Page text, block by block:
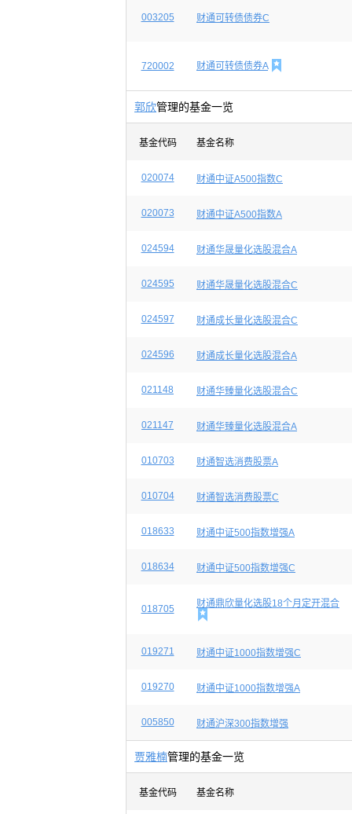
003205 财通可转债债券C
720002 财通可转债债券A 
郭欣管理的基金一览
基金代码 基金名称
020074 财通中证A500指数C
020073 财通中证A500指数A
024594 财通华晟量化选股混合A
024595 财通华晟量化选股混合C
024597 财通成长量化选股混合C
024596 财通成长量化选股混合A
021148 财通华臻量化选股混合C
021147 财通华臻量化选股混合A
010703 财通智选消费股票A
010704 财通智选消费股票C
018633 财通中证500指数增强A
018634 财通中证500指数增强C
018705 财通鼎欣量化选股18个月定开混合

019271 财通中证1000指数增强C
019270 财通中证1000指数增强A
005850 财通沪深300指数增强
贾雅楠管理的基金一览
基金代码 基金名称